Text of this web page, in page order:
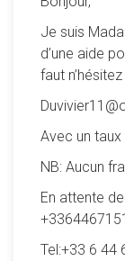
Je suis
d’une aide
faut
Avec un taux
NB: Aucun
En attente
Tel:+33 6 44